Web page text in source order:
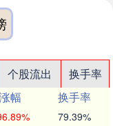
个股流出
换手率
涨幅
换手率
79.39%